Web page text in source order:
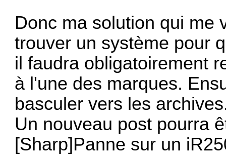
Donc ma solution qui me
trouver un système pour
il faudra obligatoirement
à l'une des marques.
basculer vers les
Un nouveau post pourra
[Sharp]Panne sur un